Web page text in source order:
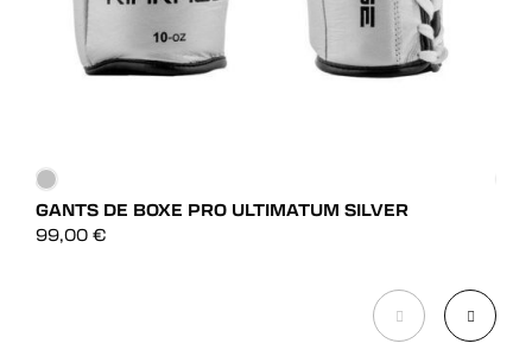
GANTS DE BOXE PRO ULTIMATUM SILVER
99,00 €